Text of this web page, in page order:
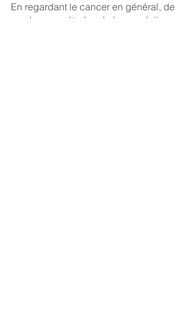
En regardant le cancer en général, de
nombreuses études de la population